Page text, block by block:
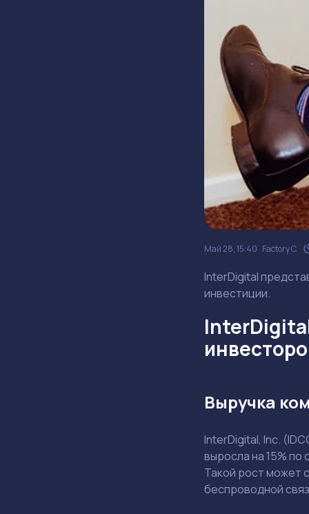
Май 28, 15:40 Factory C.
InterDigital
инвестиции.
Выручка
InterDigital, Inc.
выросла на 15%
Такой рост может
беспроводной